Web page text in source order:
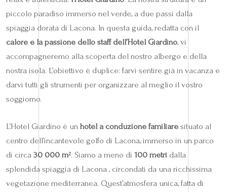
piccolo paradiso immerso nel verde, a due passi dalla
spiaggia dorata di Lacona. In questa guida, redatta con il
calore e la passione dello staff dell’Hotel Giardino, vi
accompagneremo alla scoperta del nostro albergo e della
nostra isola. L’obiettivo è duplice: farvi sentire già in vacanza e
darvi tutti gli strumenti per organizzare al meglio il vostro
soggiorno.
L’Hotel Giardino è un hotel a conduzione familiare situato al
centro dell’incantevole golfo di Lacona, immerso in un parco
di circa 30 000 m². Siamo a meno di 100 metri dalla
splendida spiaggia di Lacona , circondati da una ricchissima
vegetazione mediterranea. Quest’atmosfera unica, fatta di